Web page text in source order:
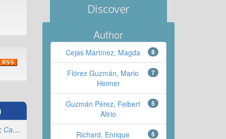
; Camadro C., Elsa L. Guerrero, Janio Jadán ;Ramos Galarza, Carlos
Discover
Author
8
Cejas Martínez, Magda
7
Flórez Guzmán, Mario
Heimer
5
Guzmán Pérez, Feibert
Alirio
5
Richard, Enrique